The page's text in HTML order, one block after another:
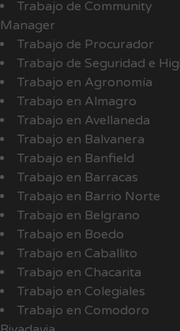
Trabajo de Community
Manager
Trabajo de Procurador
Trabajo de Seguridad e
Trabajo en Agronomía
Trabajo en Almagro
Trabajo en Avellaneda
Trabajo en Balvanera
Trabajo en Banfield
Trabajo en Barracas
Trabajo en Barrio Norte
Trabajo en Belgrano
Trabajo en Boedo
Trabajo en Caballito
Trabajo en Chacarita
Trabajo en Colegiales
Trabajo en Comodoro